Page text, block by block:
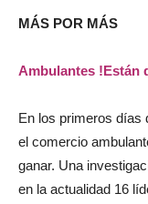
MÁS POR MÁS
Ambulantes !Están
En los primeros días
el comercio
ganar. Una
en la actualidad 16